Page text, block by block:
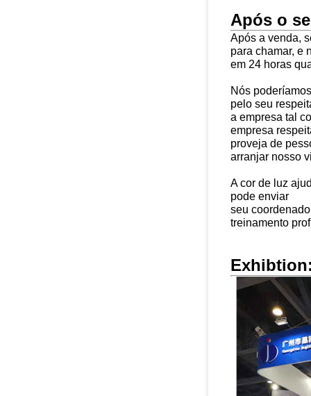
Após o
Após a venda,
para chamar, e
em 24 horas
Nós
pelo seu
a empresa tal
empresa
proveja de
arranjar nosso
A cor de luz
pode enviar
seu
treinamento